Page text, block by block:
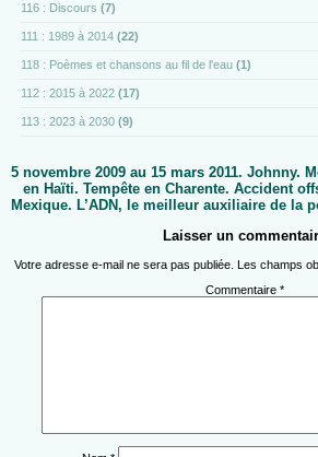
116 : Discours (7)
111 : 1989 à 2014 (22)
118 : Poèmes et chansons au fil de l'eau (1)
112 : 2015 à 2022 (17)
113 : 2023 à 2030 (9)
5 novembre 2009 au 15 mars 2011. Johnny.
en Haïti. Tempête en Charente. Accident
Mexique. L’ADN, le meilleur auxiliaire de la
Laisser un
Votre adresse e-mail ne sera pas publiée. Les champs
Commentaire *